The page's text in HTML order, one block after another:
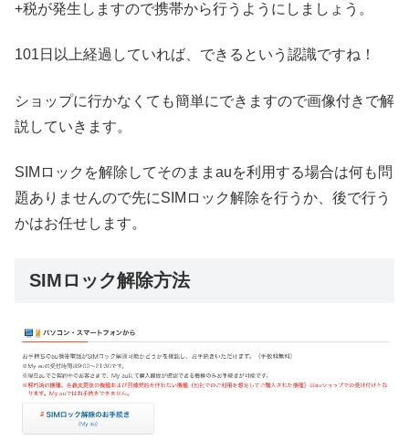
+税が発生しますので携帯から行うようにしましょう。
101日以上経過していれば、できるという認識ですね！
ショップに行かなくても簡単にできますので画像付きで解
説していきます。
SIMロックを解除してそのままauを利用する場合は何も問
題ありませんので先にSIMロック解除を行うか、後で行う
かはお任せします。
SIMロック解除方法